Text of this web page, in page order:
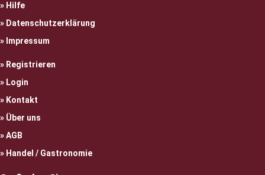
Hilfe
Datenschutzerklärung
Impressum
Registrieren
Login
Kontakt
Über uns
AGB
Handel / Gastronomie